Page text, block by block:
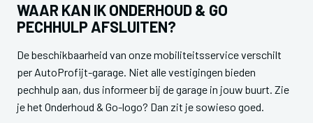
WAAR KAN IK ONDERHOUD & GO
PECHHULP AFSLUITEN?
De beschikbaarheid van onze mobiliteitsservice verschilt
per AutoProfijt-garage. Niet alle vestigingen bieden
pechhulp aan, dus informeer bij de garage in jouw buurt. Zie
je het Onderhoud & Go-logo? Dan zit je sowieso goed.